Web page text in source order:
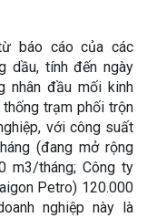
báo cáo của các
dầu, tính đến ngày
nhân đầu mối kinh
trạm phối trộn
với công suất
(đang mở rộng
m3/tháng; Công ty
Petro) 120.000
nghiệp này là